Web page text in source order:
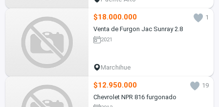
$18.000.000
1
Venta de Furgon Jac Sunray 2.8
2021
Marchihue
$12.950.000
19
Chevrolet NPR 816 furgonado